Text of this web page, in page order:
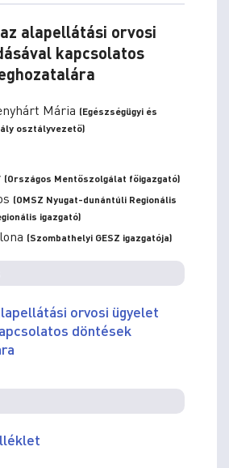
alapellátási orvosi
kapcsolatos
Mária (Egészségügyi és
osztályvezető)
(Országos Mentőszolgálat főigazgató)
(OMSZ Nyugat-dunántúli Regionális
igazgató)
(Szombathelyi GESZ igazgatója)
orvosi ügyelet
döntések